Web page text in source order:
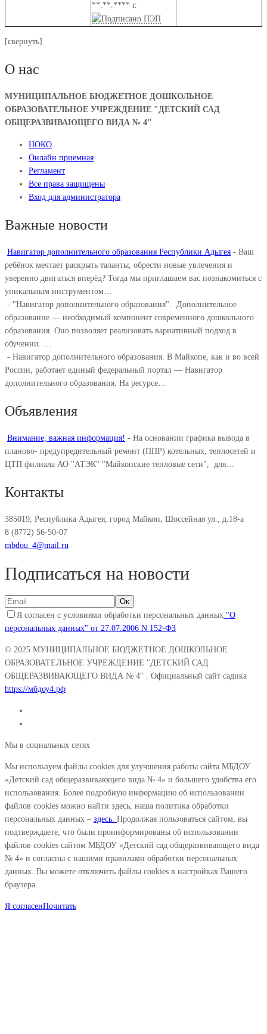
**.**.**** г.
[свернуть]
О нас
МУНИЦИПАЛЬНОЕ БЮДЖЕТНОЕ ДОШКОЛЬНОЕ
ОБРАЗОВАТЕЛЬНОЕ УЧРЕЖДЕНИЕ "ДЕТСКИЙ САД
ОБЩЕРАЗВИВАЮЩЕГО ВИДА № 4"
НОКО
Онлайн приемная
Регламент
Все права защищены
Вход для администратора
Важные новости
Навигатор дополнительного образования Республики Адыгея - Ваш
ребёнок мечтает раскрыть таланты, обрести новые увлечения и
уверенно двигаться вперёд? Тогда мы приглашаем вас познакомиться с
уникальным инструментом…
- "Навигатор дополнительного образования". ⁣ Дополнительное
образование — необходимый компонент современного дошкольного
образования. Оно позволяет реализовать вариативный подход в
обучении. ⁣…
- Навигатор дополнительного образования. В Майкопе, как и во всей
России, работает единый федеральный портал — Навигатор
дополнительного образования. На ресурсе…
Объявления
Внимание, важная информация! - На основании графика вывода в
планово- предупредительный ремонт (ППР) котельных, теплосетей и
ЦТП филиала АО "АТЭК" "Майкопские тепловые сети", для…
Контакты
385019, Республика Адыгея, город Майкоп, Шоссейная ул., д.18-а
8 (8772) 56-50-07
mbdou_4@mail.ru
Подписаться на новости
Я согласен с условиями обработки персональных данных "О
персональных данных" от 27.07.2006 N 152-ФЗ
© 2025 МУНИЦИПАЛЬНОЕ БЮДЖЕТНОЕ ДОШКОЛЬНОЕ
ОБРАЗОВАТЕЛЬНОЕ УЧРЕЖДЕНИЕ "ДЕТСКИЙ САД
ОБЩЕРАЗВИВАЮЩЕГО ВИДА № 4" . Официальный сайт садика
https://мбдоу4.рф
Мы в социальных сетях
Мы используем файлы cookies для улучшения работы сайта МБДОУ
«Детский сад общеразвивающего вида № 4» и большего удобства его
использования. Более подробную информацию об использовании
файлов cookies можно найти здесь, наша политика обработки
персональных данных – здесь. Продолжая пользоваться сайтом, вы
подтверждаете, что были проинформированы об использовании
файлов cookies сайтом МБДОУ «Детский сад общеразвивающего вида
№ 4» и согласны с нашими правилами обработки персональных
данных. Вы можете отключить файлы cookies в настройках Вашего
браузера.
Я согласенПочитать